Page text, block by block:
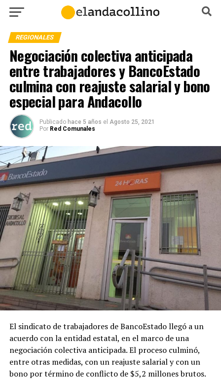
REGIONALES
Negociación colectiva anticipada
entre trabajadores y BancoEstado
culmina con reajuste salarial y bono
especial para Andacollo
Publicado hace 5 años el Agosto 25, 2021
Por Red Comunales
El sindicato de trabajadores de BancoEstado llegó a un
acuerdo con la entidad estatal, en el marco de una
negociación colectiva anticipada. El proceso culminó,
entre otras medidas, con un reajuste salarial y con un
bono por término de conflicto de $5,2 millones brutos.